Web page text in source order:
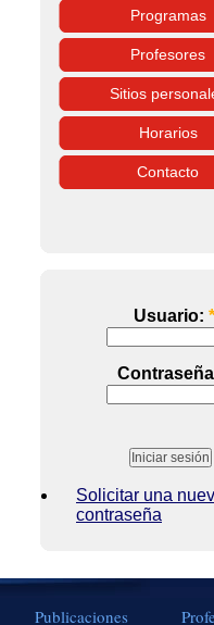
Programas
Profesores
Sitios
Horarios
Contacto
Usuario: *
Solicitar una
contraseña
Publicaciones